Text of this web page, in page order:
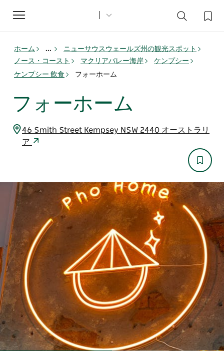
Toggle
navigation
ホーム ...
ニューサウスウェールズ州の観光スポット
ノース・コースト
マクリアバレー海岸
ケンプシー
ケンプシー 飲食
フォーホーム
フォーホーム
46 Smith Street Kempsey NSW 2440 オーストラリ
ア